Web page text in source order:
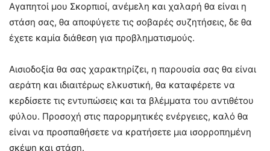
Αγαπητοί μου Σκορπιοί, ανέμελη και χαλαρή θα είναι η
στάση σας, θα αποφύγετε τις σοβαρές συζητήσεις, δε θα
έχετε καμία διάθεση για προβληματισμούς.
Αισιοδοξία θα σας χαρακτηρίζει, η παρουσία σας θα είναι
αεράτη και ιδιαιτέρως ελκυστική, θα καταφέρετε να
κερδίσετε τις εντυπώσεις και τα βλέμματα του αντιθέτου
φύλου. Προσοχή στις παρορμητικές ενέργειες, καλό θα
είναι να προσπαθήσετε να κρατήσετε μια ισορροπημένη
σκέψη και στάση.